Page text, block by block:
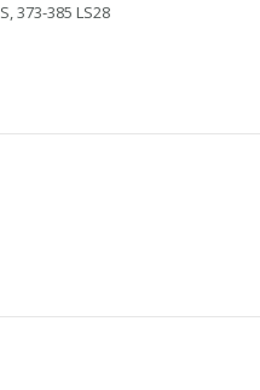
373-385 LS28